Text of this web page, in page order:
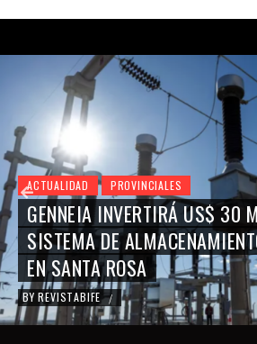
ACTUALIDAD PROVINCIALES
GENNEIA INVERTIRÁ US$ 30
SISTEMA DE
EN SANTA ROSA
BY REVISTABIFE /